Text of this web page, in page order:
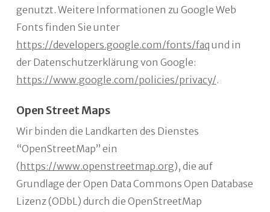
genutzt. Weitere Informationen zu Google Web
Fonts finden Sie unter
https://developers.google.com/fonts/faq und in
der Datenschutzerklärung von Google:
https://www.google.com/policies/privacy/.
Open Street Maps
Wir binden die Landkarten des Dienstes
“OpenStreetMap” ein
( https://www.openstreetmap.org), die auf
Grundlage der Open Data Commons Open Database
Lizenz (ODbL) durch die OpenStreetMap